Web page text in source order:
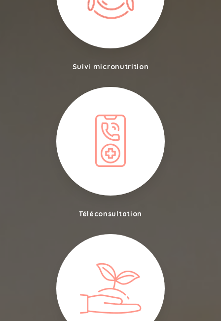
Suivi micronutrition
Téléconsultation